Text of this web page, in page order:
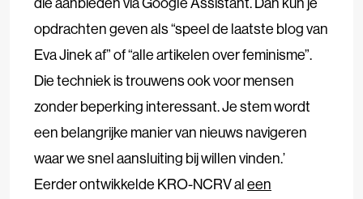
opdrachten geven als “speel de laatste blog van
Eva Jinek af” of “alle artikelen over feminisme”.
Die techniek is trouwens ook voor mensen
zonder beperking interessant. Je stem wordt
een belangrijke manier van nieuws navigeren
waar we snel aansluiting bij willen vinden.’
Eerder ontwikkelde KRO-NCRV aleen